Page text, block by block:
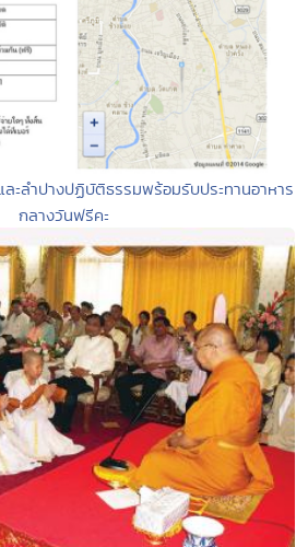
ะลำปางปฏิบัติธรรมพร้อมรับประทานอาหาร
กลางวันฟรีคะ